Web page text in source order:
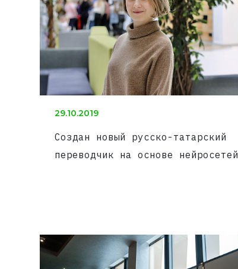
29.10.2019
Создан новый русско-татарский
переводчик на основе нейросетей